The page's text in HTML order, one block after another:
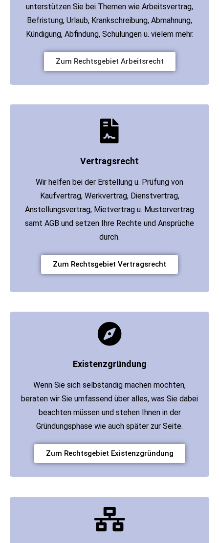
unterstützen Sie bei Themen wie Arbeitsvertrag,
Befristung, Urlaub, Krankschreibung, Abmahnung,
Kündigung, Abfindung, Schulungen u. vielem mehr.
Zum Rechtsgebiet Arbeitsrecht
Vertragsrecht
Wir helfen bei der Erstellung u. Prüfung von
Kaufvertrag, Werkvertrag, Dienstvertrag,
Anstellungsvertrag, Mietvertrag u. Mustervertrag
samt AGB und setzen Ihre Rechte und Ansprüche
durch.
Zum Rechtsgebiet Vertragsrecht
Existenzgründung
Wenn Sie sich selbständig machen möchten,
beraten wir Sie umfassend über alles, was Sie dabei
beachten müssen und stehen Ihnen in der
Gründungsphase wie auch später zur Seite.
Zum Rechtsgebiet Existenzgründung